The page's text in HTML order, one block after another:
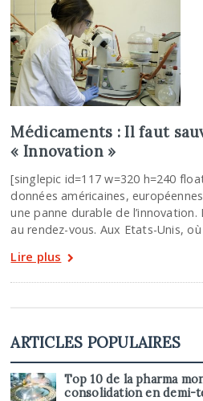
Médicaments : Il faut
« Innovation »
[singlepic id=117 w=320 h=240
données américaines,
une panne durable de
au rendez-vous. Aux Etats-Unis,
Lire plus
ARTICLES POPULAIRES
Top 10 de la pharma
consolidation en demi-